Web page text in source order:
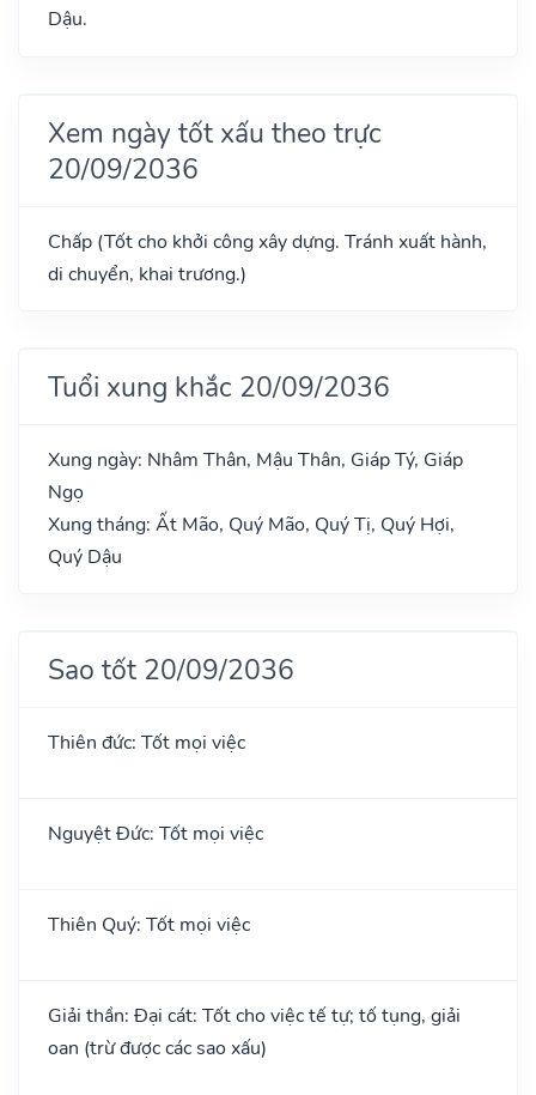
Dậu.
Xem ngày tốt xấu theo trực
20/09/2036
Chấp (Tốt cho khởi công xây dựng. Tránh xuất hành,
di chuyển, khai trương.)
Tuổi xung khắc 20/09/2036
Xung ngày: Nhâm Thân, Mậu Thân, Giáp Tý, Giáp
Ngọ
Xung tháng: Ất Mão, Quý Mão, Quý Tị, Quý Hợi,
Quý Dậu
Sao tốt 20/09/2036
Thiên đức: Tốt mọi việc
Nguyệt Đức: Tốt mọi việc
Thiên Quý: Tốt mọi việc
Giải thần: Đại cát: Tốt cho việc tế tự; tố tụng, giải
oan (trừ được các sao xấu)